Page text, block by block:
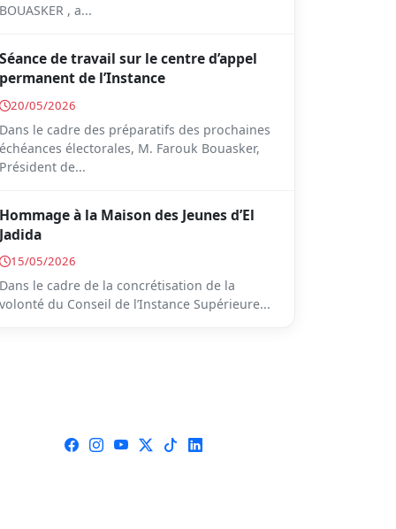
BOUASKER , a...
Séance de travail sur le centre d’appel
permanent de l’Instance
20/05/2026
Dans le cadre des préparatifs des prochaines
échéances électorales, M. Farouk Bouasker,
Président de...
Hommage à la Maison des Jeunes d’El
Jadida
15/05/2026
Dans le cadre de la concrétisation de la
volonté du Conseil de l’Instance Supérieure...